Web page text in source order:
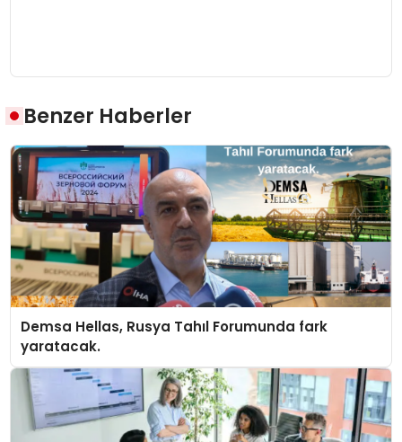
Benzer Haberler
Demsa Hellas, Rusya Tahıl Forumunda fark
yaratacak.